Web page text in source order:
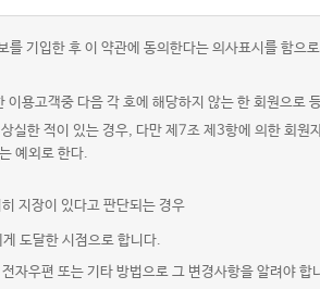
기입한 후 이 약관에 동의한다는 의사표시를 함으
용고객중 다음 각 호에 해당하지 않는 한 회원으로
한 적이 있는 경우, 다만 제7조 제3항에 의한 회원
예외로 한다.
지장이 있다고 판단되는 경우
도달한 시점으로 합니다.
자우편 또는 기타 방법으로 그 변경사항을 알려야 합